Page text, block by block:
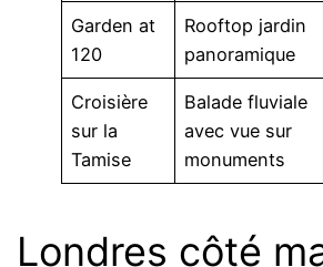
Garden at
120
Rooftop jardin
panoramique
Croisière
sur la
Tamise
Balade fluviale
avec vue sur
monuments
Londres côté